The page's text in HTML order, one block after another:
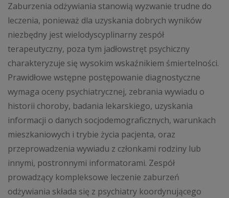
Zaburzenia odżywiania stanowią wyzwanie trudne do
leczenia, ponieważ dla uzyskania dobrych wyników
niezbędny jest wielodyscyplinarny zespół
terapeutyczny, poza tym jadłowstręt psychiczny
charakteryzuje się wysokim wskaźnikiem śmiertelności.
Prawidłowe wstępne postępowanie diagnostyczne
wymaga oceny psychiatrycznej, zebrania wywiadu o
historii choroby, badania lekarskiego, uzyskania
informacji o danych socjodemograficznych, warunkach
mieszkaniowych i trybie życia pacjenta, oraz
przeprowadzenia wywiadu z członkami rodziny lub
innymi, postronnymi informatorami. Zespół
prowadzący kompleksowe leczenie zaburzeń
odżywiania składa się z psychiatry koordynującego